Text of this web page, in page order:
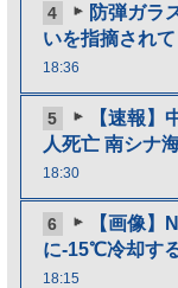
4
防弾ガラ
いを指摘され
18:36
5
【速報】
人死亡 南シナ
18:30
6
【画像
に-15℃冷却す
18:15